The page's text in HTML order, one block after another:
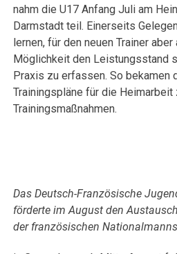
nahm die U17 Anfang Juli am
Darmstadt teil. Einerseits
lernen, für den neuen Trainer
Möglichkeit den Leistungsstand
Praxis zu erfassen. So bekamen
Trainingspläne für die
Trainingsmaßnahmen.
Das Deutsch-Französische
förderte im August den
der französischen